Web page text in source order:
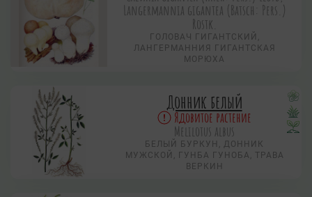
Langermannia gigantea (Batsch: Pers.)
Rostk.
ГОЛОВАЧ ГИГАНТСКИЙ,
ЛАНГЕРМАННИЯ ГИГАНТСКАЯ
МОРЮХА
Донник белый
Ядовитое растение
Melilotus albus
БЕЛЫЙ БУРКУН, ДОННИК
МУЖСКОЙ, ГУНБА ГУНОБА, ТРАВА
ВЕРКИН